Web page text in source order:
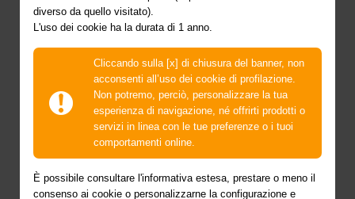
diverso da quello visitato).
L'uso dei cookie ha la durata di 1 anno.
Cliccando sulla [x] di chiusura del banner, non
acconsenti all’uso dei cookie di profilazione.
Non potremo, perciò, personalizzare la tua
esperienza di navigazione, né offrirti prodotti o
servizi in linea con le tue preferenze o i tuoi
comportamenti online.
È possibile consultare l'informativa estesa, prestare o meno il
consenso ai cookie o personalizzarne la configurazione e
emergenza in
conseguenza degli
eccezionali eventi
meteorologici che a
partire dal 4 al 31 luglio